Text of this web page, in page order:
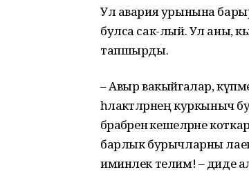
Ул авария урынына
булса сак-лый. Ул аны,
тапшырды.
– Авыр вакыйгалар, күпме
һәлакәтләрнең куркыныч
бәрабәренә кешеләрне
барлык бурычларны
иминлек телим! – диде